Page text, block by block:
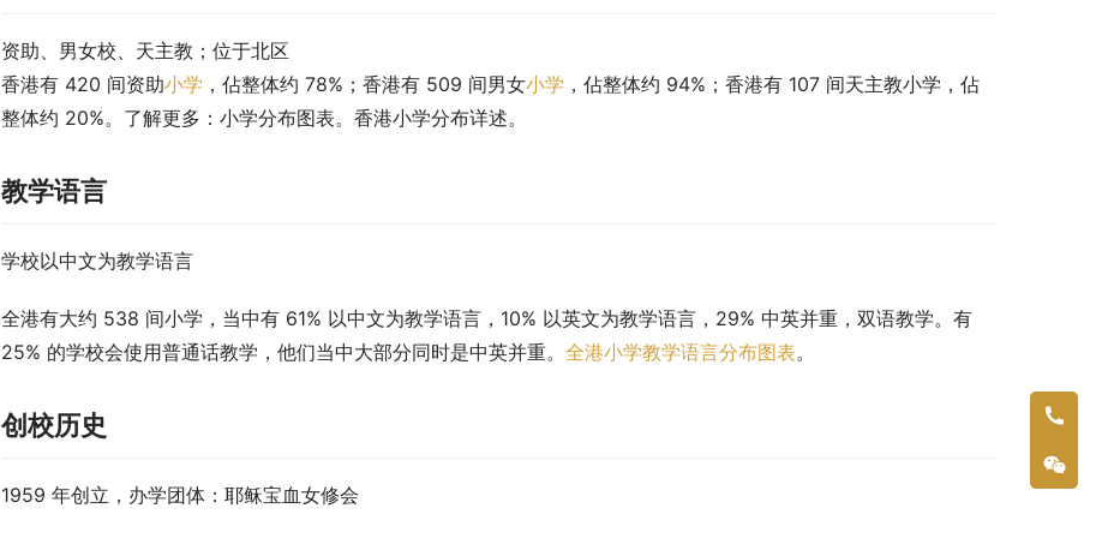
资助、男女校、天主教；位于北区
香港有 420 间资助小学 ，佔整体约 78%；香港有 509 间男女小学 ，佔整体约 94%；香港有 107 间天主教小学，佔
整体约 20%。了解更多：小学分布图表。香港小学分布详述。
教学语言
学校以中文为教学语言
全港有大约 538 间小学，当中有 61% 以中文为教学语言，10% 以英文为教学语言，29% 中英并重，双语教学。有
25% 的学校会使用普通话教学，他们当中大部分同时是中英并重。 全港小学教学语言分布图表。
创校历史
1959 年创立，办学团体：耶稣宝血女修会